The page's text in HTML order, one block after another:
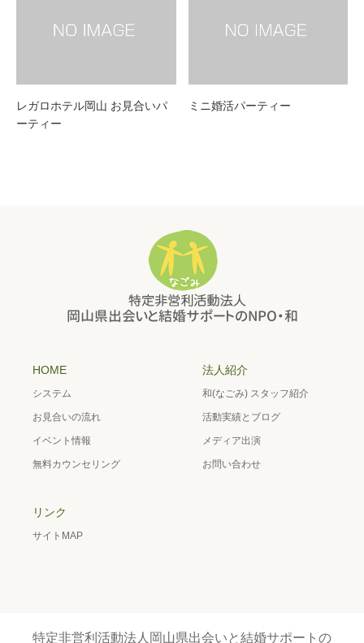
レガロホテル岡山 お見合いパ
ーティー
ミニ婚活パーティー
HOME
システム
お見合いの流れ
イベント情報
無料カウンセリング
法人紹介
和(なごみ) スタッフ紹介
活動実績とブログ
メディア出演
お問い合わせ
リンク
サイトMAP
特定非営利活動法人岡山県出会いと結婚サポートの